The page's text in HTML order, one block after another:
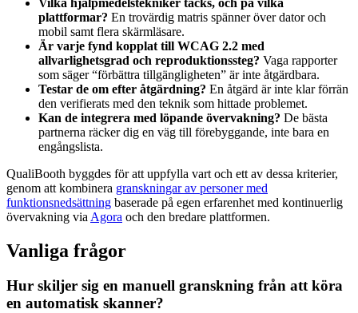
plattformar? En trovärdig matris spänner över dator och
mobil samt flera skärmläsare.
Är varje fynd kopplat till WCAG 2.2 med
allvarlighetsgrad och reproduktionssteg? Vaga rapporter
som säger “förbättra tillgängligheten” är inte åtgärdbara.
Testar de om efter åtgärdning? En åtgärd är inte klar förrän
den verifierats med den teknik som hittade problemet.
Kan de integrera med löpande övervakning? De bästa
partnerna räcker dig en väg till förebyggande, inte bara en
engångslista.
QualiBooth byggdes för att uppfylla vart och ett av dessa kriterier,
genom att kombinera granskningar av personer med
funktionsnedsättning baserade på egen erfarenhet med kontinuerlig
övervakning via Agora och den bredare plattformen.
Vanliga frågor
Hur skiljer sig en manuell granskning från att köra
en automatisk skanner?